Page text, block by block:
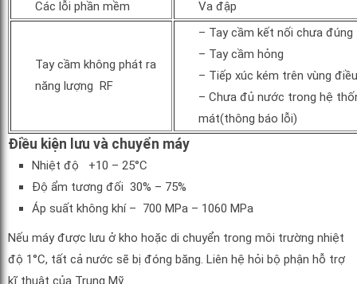
Các lỗi phần mềm Va đập
Tay cầm không phát ra
năng lượng RF
– Tay cầm kết nối chưa đúng
– Tay cầm hỏng
– Tiếp xúc kém trên vùng
– Chưa đủ nước trong hệ
mát(thông báo lỗi)
Điều kiện lưu và chuyển máy
Nhiệt độ +10 – 25°C
Độ ẩm tương đối 30% – 75%
Áp suất không khí – 700 MPa – 1060 MPa
Nếu máy được lưu ở kho hoặc di chuyển trong môi trường nhiệt
độ 1°C, tất cả nước sẽ bị đóng băng. Liên hệ hỏi bộ phận hỗ trợ
kĩ thuật của Trung Mỹ.